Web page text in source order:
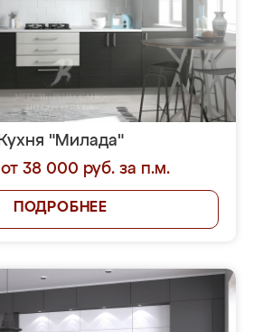
Кухня "Милада"
38 000 руб. за п.м.
ПОДРОБНЕЕ